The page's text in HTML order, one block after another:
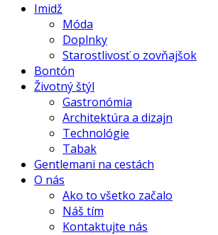
Imidž
Móda
Doplnky
Starostlivosť o zovňajšok
Bontón
Životný štýl
Gastronómia
Architektúra a dizajn
Technológie
Tabak
Gentlemani na cestách
O nás
Ako to všetko začalo
Náš tím
Kontaktujte nás